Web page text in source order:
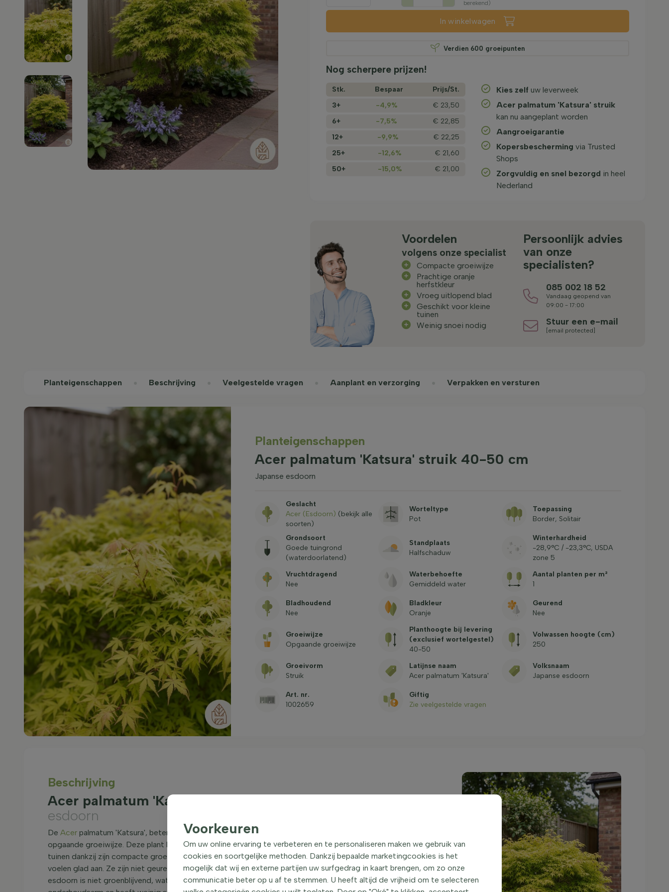
berekend)
In winkelwagen
Verdien 600 groeipunten
Nog scherpere prijzen!
Stk. Bespaar
Prijs/­St.
3+
-4,9%
€ 23,50
6+
-7,5%
€ 22,85
12+
-9,9%
€ 22,25
25+
-12,6%
€ 21,60
50+
-15,0% € 21,00
Kies zelf uw leverweek
Acer palmatum 'Katsura' struik
kan nu aangeplant worden
Aangroeigarantie
Kopersbescherming via Trusted
Shops
Zorgvuldig en snel bezorgd in heel
Nederland
Voordelen
volgens onze specialist
Compacte groeiwijze
Prachtige oranje
herfstkleur
Vroeg uitlopend blad
Geschikt voor kleine
tuinen
Weinig snoei nodig
Persoonlijk advies
van onze
specialisten?
085 002 18 52
Vandaag geopend van
09:00 - 17:00
Stuur een e-mail
[email protected]
Planteigenschappen Beschrijving Veelgestelde vragen Aanplant en verzorging Verpakken en versturen
Planteigenschappen
Acer palmatum 'Katsura' struik 40-50 cm
Japanse esdoorn
Geslacht
Acer (Esdoorn) (bekijk alle
soorten)
Worteltype
Pot
Toepassing
Border, Solitair
Grondsoort
Goede tuingrond
(waterdoorlatend)
Standplaats
Halfschaduw
Winterhardheid
-28,9°C / -23,3°C, USDA
zone 5
Vruchtdragend
Nee
Waterbehoefte
Gemiddeld water
Aantal planten per m²
1
Bladhoudend
Nee
Bladkleur
Oranje
Geurend
Nee
Groeiwijze
Opgaande groeiwijze
Planthoogte bij levering
(exclusief wortelgestel)
40-50
Volwassen hoogte (cm)
250
Groeivorm
Struik
Latijnse naam
Acer palmatum 'Katsura'
Volksnaam
Japanse esdoorn
Art. nr.
1002659
Giftig
Zie veelgestelde vragen
Beschrijving
Acer palmatum 'Katsura' struik 40-50 cm
esdoorn
De Acer palmatum 'Katsura', beter bekend als de Japanse esdoorn, is een prachtige heester met een
opgaande groeiwijze. Deze plant bereikt een hoogte van ongeveer 250 cm en is ideaal voor kleine
tuinen dankzij zijn compacte groei. De bladeren van de Acer palmatum 'Katsura' zijn oranje van kleur en
voelen glad aan. Ze zijn niet geurend, maar bieden wel een schitterende oranje herfstkleur. De Japanse
esdoorn is niet groenblijvend, wat betekent dat de bladeren in de winter afvallen. Deze plant is
Voorkeuren
Om uw online ervaring te verbeteren en te personaliseren maken we gebruik van
cookies en soortgelijke methoden. Dankzij bepaalde marketingcookies is het
mogelijk dat wij en externe partijen uw surfgedrag in kaart brengen, om zo onze
communicatie beter op u af te stemmen. U heeft altijd de vrijheid om te selecteren